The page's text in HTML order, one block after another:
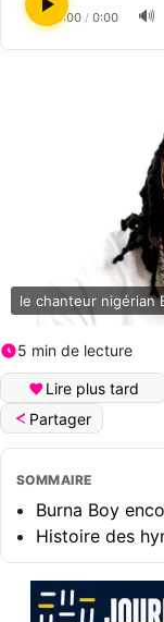
0:00 / 0:00 🔊
le chanteur nigérian
5 min de lecture
Lire plus tard
Partager
SOMMAIRE
Burna Boy
Histoire des